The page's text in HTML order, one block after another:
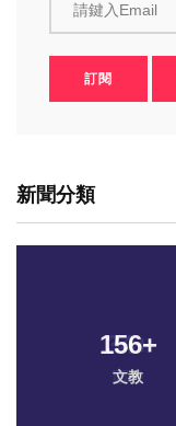
請鍵入Email
訂閱
新聞分類
156+
文教